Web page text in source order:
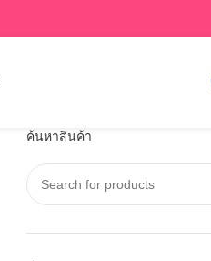
ค้นหาสินค้า